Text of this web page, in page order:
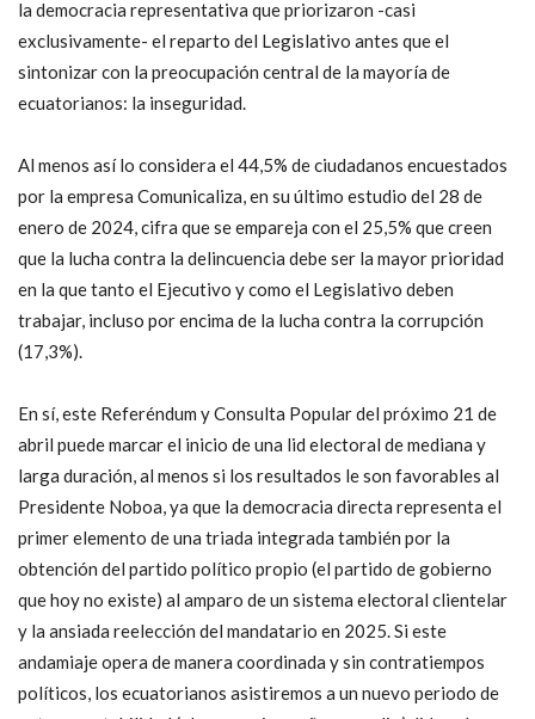
la democracia representativa que priorizaron -casi
exclusivamente- el reparto del Legislativo antes que el
sintonizar con la preocupación central de la mayoría de
ecuatorianos: la inseguridad.
Al menos así lo considera el 44,5% de ciudadanos encuestados
por la empresa Comunicaliza, en su último estudio del 28 de
enero de 2024, cifra que se empareja con el 25,5% que creen
que la lucha contra la delincuencia debe ser la mayor prioridad
en la que tanto el Ejecutivo y como el Legislativo deben
trabajar, incluso por encima de la lucha contra la corrupción
(17,3%).
En sí, este Referéndum y Consulta Popular del próximo 21 de
abril puede marcar el inicio de una lid electoral de mediana y
larga duración, al menos si los resultados le son favorables al
Presidente Noboa, ya que la democracia directa representa el
primer elemento de una triada integrada también por la
obtención del partido político propio (el partido de gobierno
que hoy no existe) al amparo de un sistema electoral clientelar
y la ansiada reelección del mandatario en 2025. Si este
andamiaje opera de manera coordinada y sin contratiempos
políticos, los ecuatorianos asistiremos a un nuevo periodo de